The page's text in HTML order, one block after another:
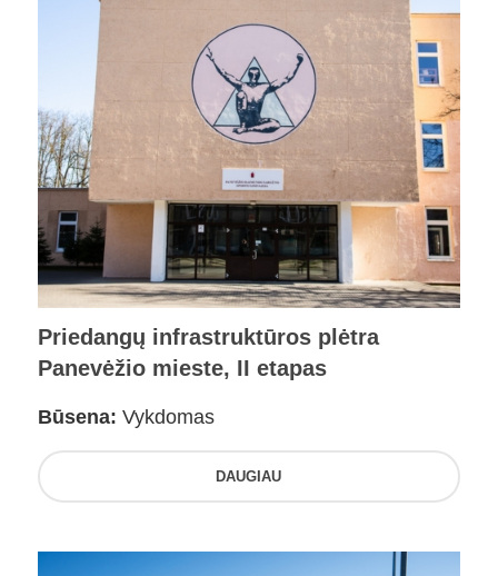
Priedangų infrastruktūros plėtra
Panevėžio mieste, II etapas
Būsena: Vykdomas
DAUGIAU